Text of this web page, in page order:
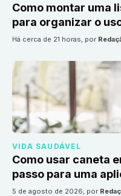
Como montar uma
para organizar o
há cerca de 21 horas, por
VIDA SAUDÁVEL
Como usar caneta
passo para uma
5 de agosto de 2026, por